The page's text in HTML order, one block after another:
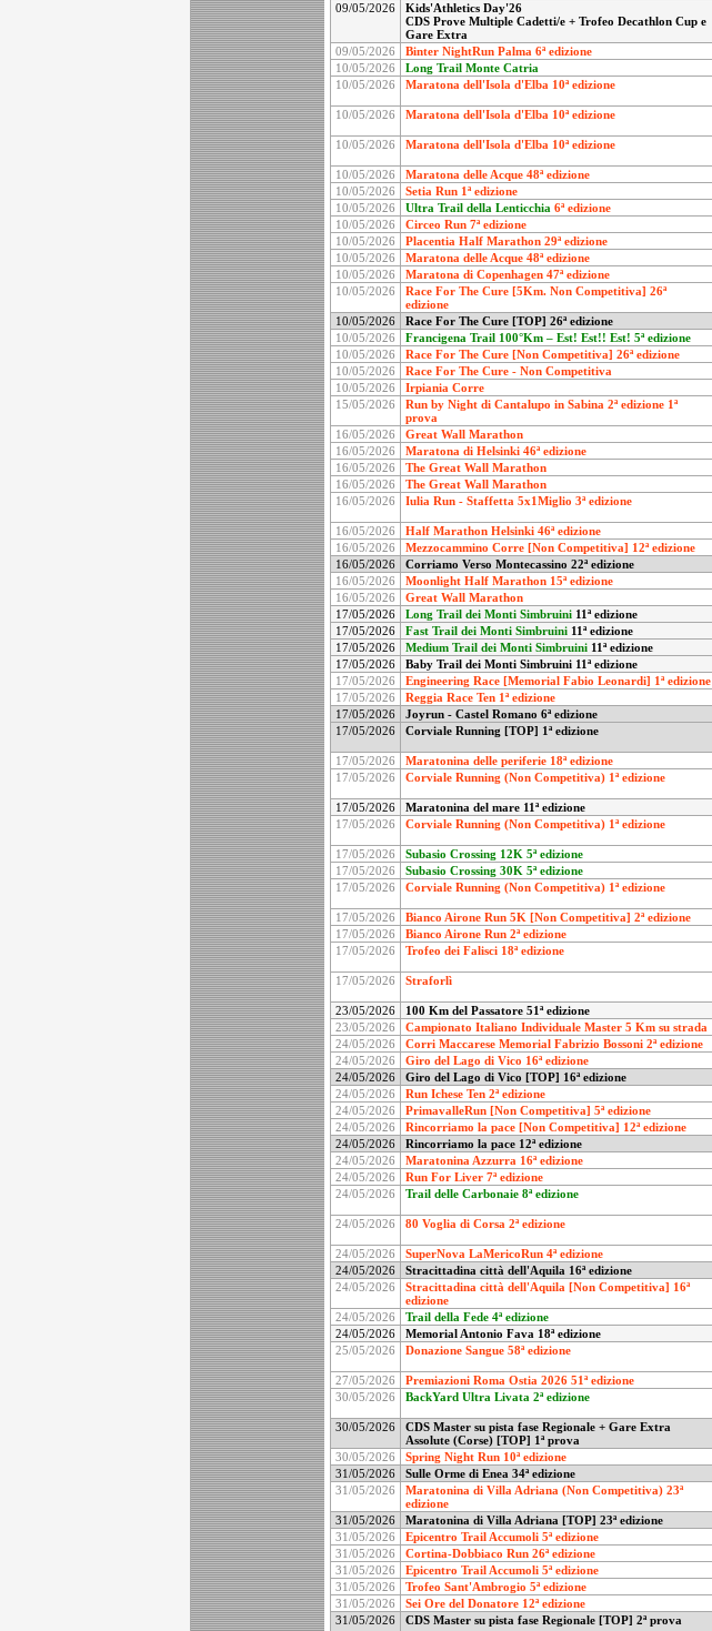
09/05/2026
Kids'Athletics Day'26
CDS Prove Multiple Cadetti/e + Trofeo Decathlon Cup e
Gare Extra
09/05/2026 Binter NightRun Palma 6ª edizione
10/05/2026
Long Trail Monte Catria
10/05/2026
Maratona dell'Isola d'Elba 10ª edizione
10/05/2026 Maratona dell'Isola d'Elba 10ª edizione
10/05/2026 Maratona dell'Isola d'Elba 10ª edizione
10/05/2026 Maratona delle Acque 48ª edizione
10/05/2026
Setia Run 1ª edizione
10/05/2026
Ultra Trail della Lenticchia 6ª edizione
10/05/2026
Circeo Run 7ª edizione
10/05/2026
Placentia Half Marathon 29ª edizione
10/05/2026
Maratona delle Acque 48ª edizione
10/05/2026
Maratona di Copenhagen 47ª edizione
10/05/2026
Race For The Cure [5Km. Non Competitiva] 26ª
edizione
10/05/2026 Race For The Cure [TOP] 26ª edizione
10/05/2026
Francigena Trail 100°Km – Est! Est!! Est! 5ª edizione
10/05/2026
Race For The Cure [Non Competitiva] 26ª edizione
10/05/2026
Race For The Cure - Non Competitiva
10/05/2026
Irpiania Corre
15/05/2026
Run by Night di Cantalupo in Sabina 2ª edizione 1ª
prova
16/05/2026 Great Wall Marathon
16/05/2026
Maratona di Helsinki 46ª edizione
16/05/2026
The Great Wall Marathon
16/05/2026
The Great Wall Marathon
16/05/2026
Iulia Run - Staffetta 5x1Miglio 3ª edizione
16/05/2026 Half Marathon Helsinki 46ª edizione
16/05/2026
Mezzocammino Corre [Non Competitiva] 12ª edizione
16/05/2026
Corriamo Verso Montecassino 22ª edizione
16/05/2026
Moonlight Half Marathon 15ª edizione
16/05/2026
Great Wall Marathon
17/05/2026
Long Trail dei Monti Simbruini 11ª edizione
17/05/2026
Fast Trail dei Monti Simbruini 11ª edizione
17/05/2026
Medium Trail dei Monti Simbruini 11ª edizione
17/05/2026
Baby Trail dei Monti Simbruini 11ª edizione
17/05/2026
Engineering Race [Memorial Fabio Leonardi] 1ª edizione
17/05/2026
Reggia Race Ten 1ª edizione
17/05/2026
Joyrun - Castel Romano 6ª edizione
17/05/2026
Corviale Running [TOP] 1ª edizione
17/05/2026 Maratonina delle periferie 18ª edizione
17/05/2026
Corviale Running (Non Competitiva) 1ª edizione
17/05/2026 Maratonina del mare 11ª edizione
17/05/2026
Corviale Running (Non Competitiva) 1ª edizione
17/05/2026 Subasio Crossing 12K 5ª edizione
17/05/2026
Subasio Crossing 30K 5ª edizione
17/05/2026
Corviale Running (Non Competitiva) 1ª edizione
17/05/2026 Bianco Airone Run 5K [Non Competitiva] 2ª edizione
17/05/2026
Bianco Airone Run 2ª edizione
17/05/2026
Trofeo dei Falisci 18ª edizione
17/05/2026 Straforlì
23/05/2026 100 Km del Passatore 51ª edizione
23/05/2026
Campionato Italiano Individuale Master 5 Km su strada
24/05/2026
Corri Maccarese Memorial Fabrizio Bossoni 2ª edizione
24/05/2026
Giro del Lago di Vico 16ª edizione
24/05/2026
Giro del Lago di Vico [TOP] 16ª edizione
24/05/2026
Run Ichese Ten 2ª edizione
24/05/2026
PrimavalleRun [Non Competitiva] 5ª edizione
24/05/2026
Rincorriamo la pace [Non Competitiva] 12ª edizione
24/05/2026
Rincorriamo la pace 12ª edizione
24/05/2026
Maratonina Azzurra 16ª edizione
24/05/2026
Run For Liver 7ª edizione
24/05/2026
Trail delle Carbonaie 8ª edizione
24/05/2026 80 Voglia di Corsa 2ª edizione
24/05/2026 SuperNova LaMericoRun 4ª edizione
24/05/2026
Stracittadina città dell'Aquila 16ª edizione
24/05/2026
Stracittadina città dell'Aquila [Non Competitiva] 16ª
edizione
24/05/2026 Trail della Fede 4ª edizione
24/05/2026
Memorial Antonio Fava 18ª edizione
25/05/2026
Donazione Sangue 58ª edizione
27/05/2026 Premiazioni Roma Ostia 2026 51ª edizione
30/05/2026
BackYard Ultra Livata 2ª edizione
30/05/2026
CDS Master su pista fase Regionale + Gare Extra
Assolute (Corse) [TOP] 1ª prova
30/05/2026 Spring Night Run 10ª edizione
31/05/2026
Sulle Orme di Enea 34ª edizione
31/05/2026
Maratonina di Villa Adriana (Non Competitiva) 23ª
edizione
31/05/2026 Maratonina di Villa Adriana [TOP] 23ª edizione
31/05/2026
Epicentro Trail Accumoli 5ª edizione
31/05/2026
Cortina-Dobbiaco Run 26ª edizione
31/05/2026
Epicentro Trail Accumoli 5ª edizione
31/05/2026
Trofeo Sant'Ambrogio 5ª edizione
31/05/2026
Sei Ore del Donatore 12ª edizione
31/05/2026
CDS Master su pista fase Regionale [TOP] 2ª prova